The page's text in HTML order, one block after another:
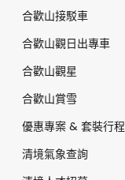
合歡山接駁車
合歡山觀日出專車
合歡山觀星
合歡山賞雪
優惠專案 & 套裝行程
清境氣象查詢